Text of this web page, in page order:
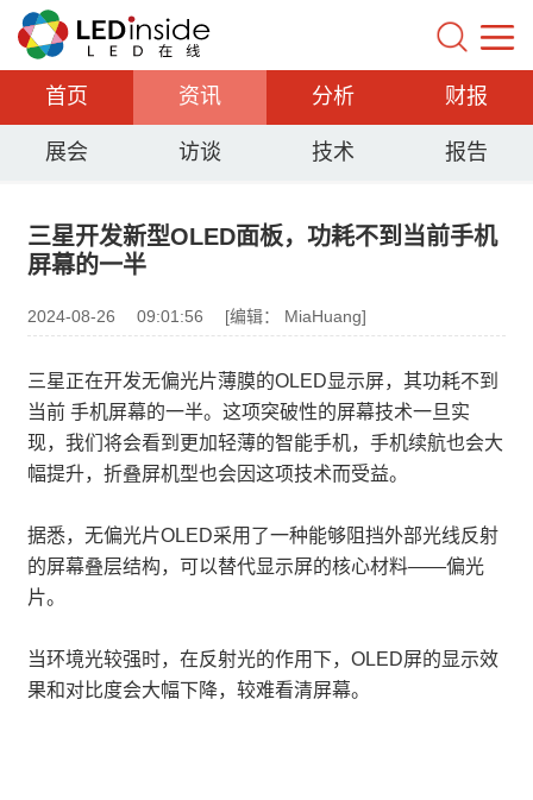
首页 资讯 分析 财报
展会 访谈 技术 报告
三星开发新型OLED面板，功耗不到当前手机
屏幕的一半
2024-08-26 09:01:56 [编辑： MiaHuang]
三星正在开发无偏光片薄膜的OLED显示屏，其功耗不到
当前 手机屏幕的一半。这项突破性的屏幕技术一旦实
现，我们将会看到更加轻薄的智能手机，手机续航也会大
幅提升，折叠屏机型也会因这项技术而受益。
据悉，无偏光片OLED采用了一种能够阻挡外部光线反射
的屏幕叠层结构，可以替代显示屏的核心材料——偏光
片。
当环境光较强时，在反射光的作用下，OLED屏的显示效
果和对比度会大幅下降，较难看清屏幕。